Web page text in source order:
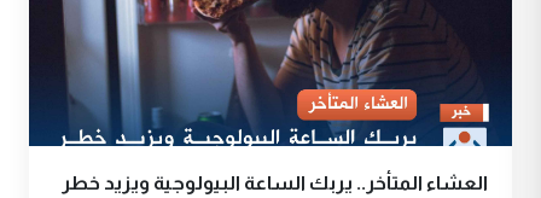
العشاء المتأخر.. يربك الساعة البيولوجية ويزيد خطر